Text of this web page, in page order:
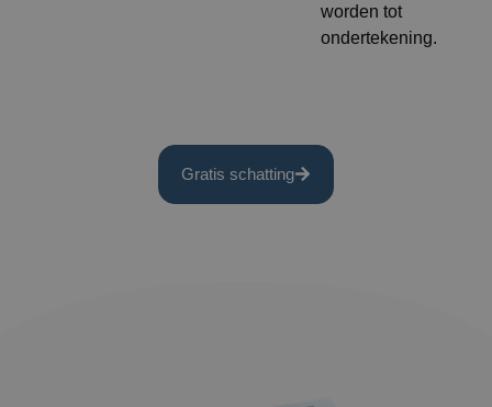
worden tot
ondertekening.
Gratis schatting